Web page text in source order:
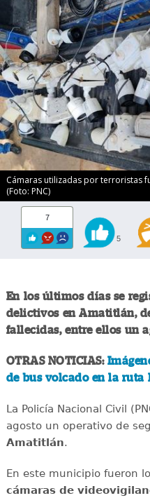
Cámaras utilizadas por terroristas
(Foto: PNC)
7
5
En los últimos días se
delictivos en Amatitlán,
fallecidas, entre ellos un
OTRAS NOTICIAS:
de bus volcado en la ruta
La Policía Nacional Civil
agosto un operativo de
Amatitlán.
En este municipio fueron
cámaras de